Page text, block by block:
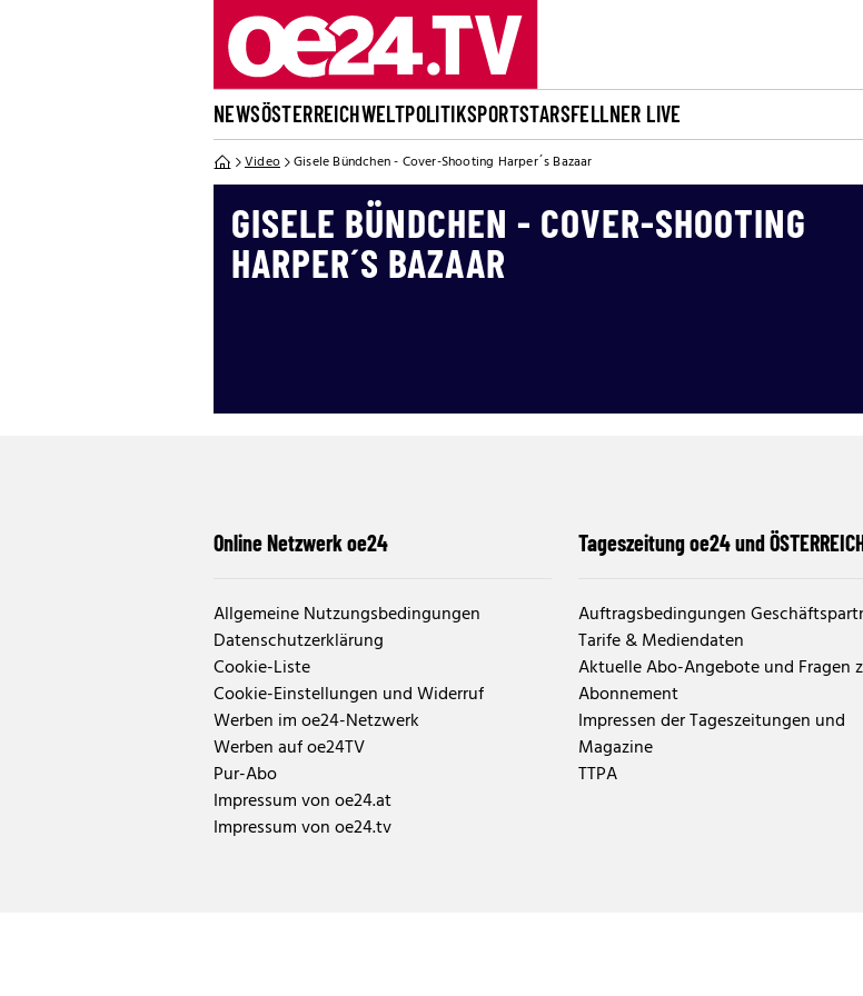
NEWSÖSTERREICHWELTPOLITIKSPORTSTARSFELLNER LIVE
Video Gisele Bündchen - Cover-Shooting Harper´s Bazaar
GISELE BÜNDCHEN - COVER-SHOOTING
HARPER´S BAZAAR
Online Netzwerk oe24
Allgemeine Nutzungsbedingungen
Datenschutzerklärung
Cookie-Liste
Cookie-Einstellungen und Widerruf
Werben im oe24-Netzwerk
Werben auf oe24TV
Pur-Abo
Impressum von oe24.at
Impressum von oe24.tv
Tageszeitung oe24 und
Auftragsbedingungen
Tarife & Mediendaten
Aktuelle Abo-Angebote und Fragen
Abonnement
Impressen der Tageszeitungen und
Magazine
TTPA